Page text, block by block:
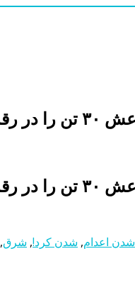
شدن اعدام, شدن کرد!, شرق,